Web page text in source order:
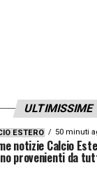
ULTIMISSIME
ESTERO 50 minuti
notizie Calcio
provenienti da